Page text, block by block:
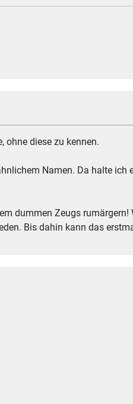
ohne diese zu kennen.
Namen. Da halte ich
dummen Zeugs rumärgern!
Bis dahin kann das